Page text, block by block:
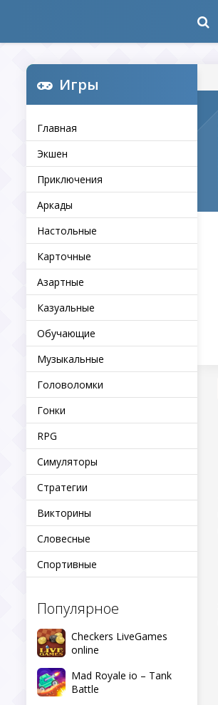
Игры
Главная
Экшен
Приключения
Аркады
Настольные
Карточные
Азартные
Казуальные
Обучающие
Музыкальные
Головоломки
Гонки
RPG
Симуляторы
Стратегии
Викторины
Словесные
Спортивные
Популярное
Checkers LiveGames
online
Mad Royale io – Tank
Battle